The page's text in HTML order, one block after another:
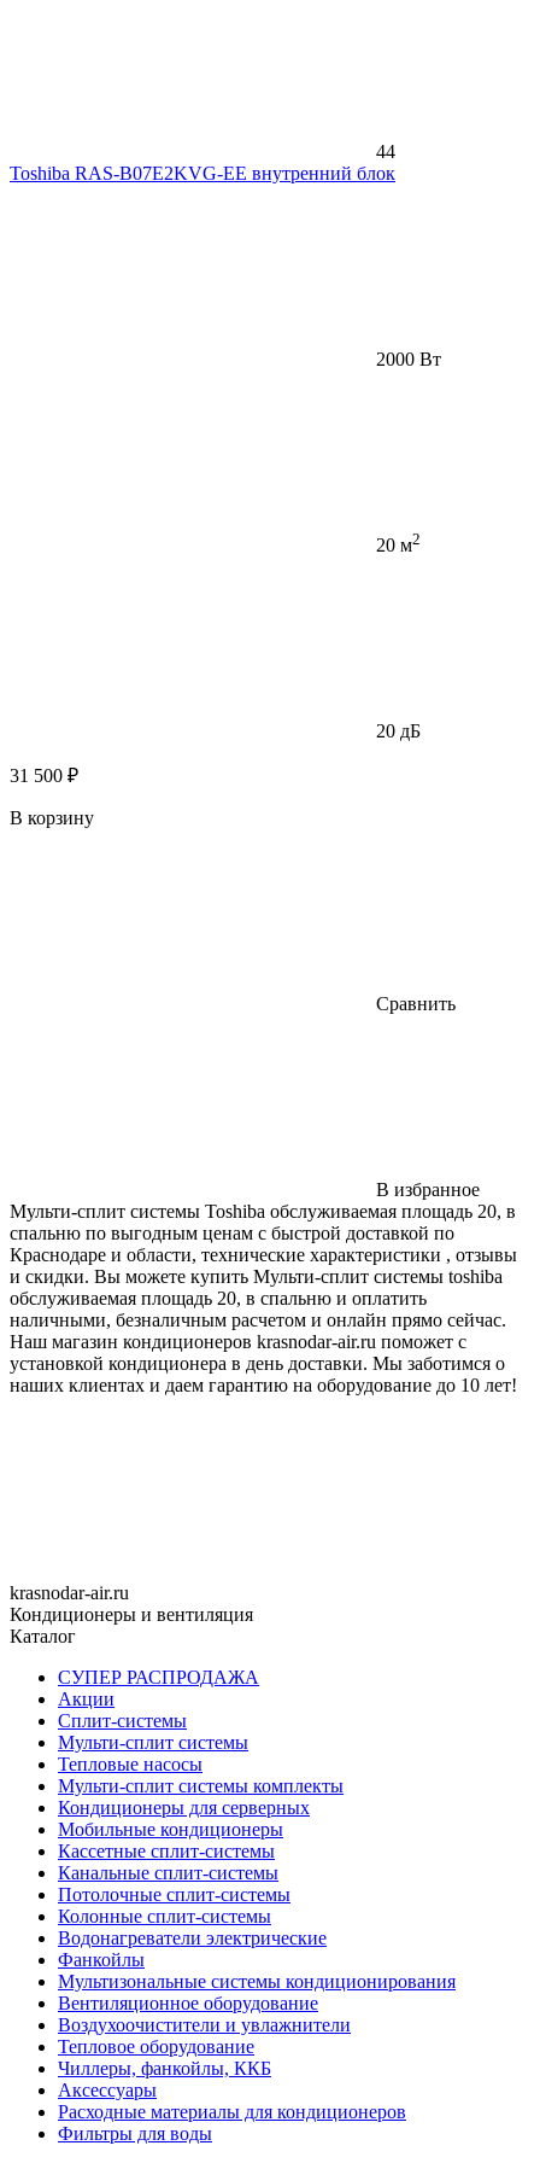
44
Toshiba RAS-B07E2KVG-EE внутренний блок
2000 Вт
20 м2
20 дБ
31 500 ₽
В корзину
Сравнить
В избранное
Мульти-сплит системы Toshiba обслуживаемая площадь 20, в
спальню по выгодным ценам с быстрой доставкой по
Краснодаре и области, технические характеристики , отзывы
и скидки. Вы можете купить Мульти-сплит системы toshiba
обслуживаемая площадь 20, в спальню и оплатить
наличными, безналичным расчетом и онлайн прямо сейчас.
Наш магазин кондиционеров krasnodar-air.ru поможет с
установкой кондиционера в день доставки. Мы заботимся о
наших клиентах и даем гарантию на оборудование до 10 лет!
krasnodar-air.ru
Кондиционеры и вентиляция
Каталог
СУПЕР РАСПРОДАЖА
Акции
Сплит-системы
Мульти-сплит системы
Тепловые насосы
Мульти-сплит системы комплекты
Кондиционеры для серверных
Мобильные кондиционеры
Кассетные сплит-системы
Канальные сплит-системы
Потолочные сплит-системы
Колонные сплит-системы
Водонагреватели электрические
Фанкойлы
Мультизональные системы кондиционирования
Вентиляционное оборудование
Воздухоочистители и увлажнители
Тепловое оборудование
Чиллеры, фанкойлы, ККБ
Аксессуары
Расходные материалы для кондиционеров
Фильтры для воды